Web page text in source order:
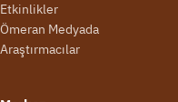
Etkinlikler
Ömeran Medyada
Araştırmacılar